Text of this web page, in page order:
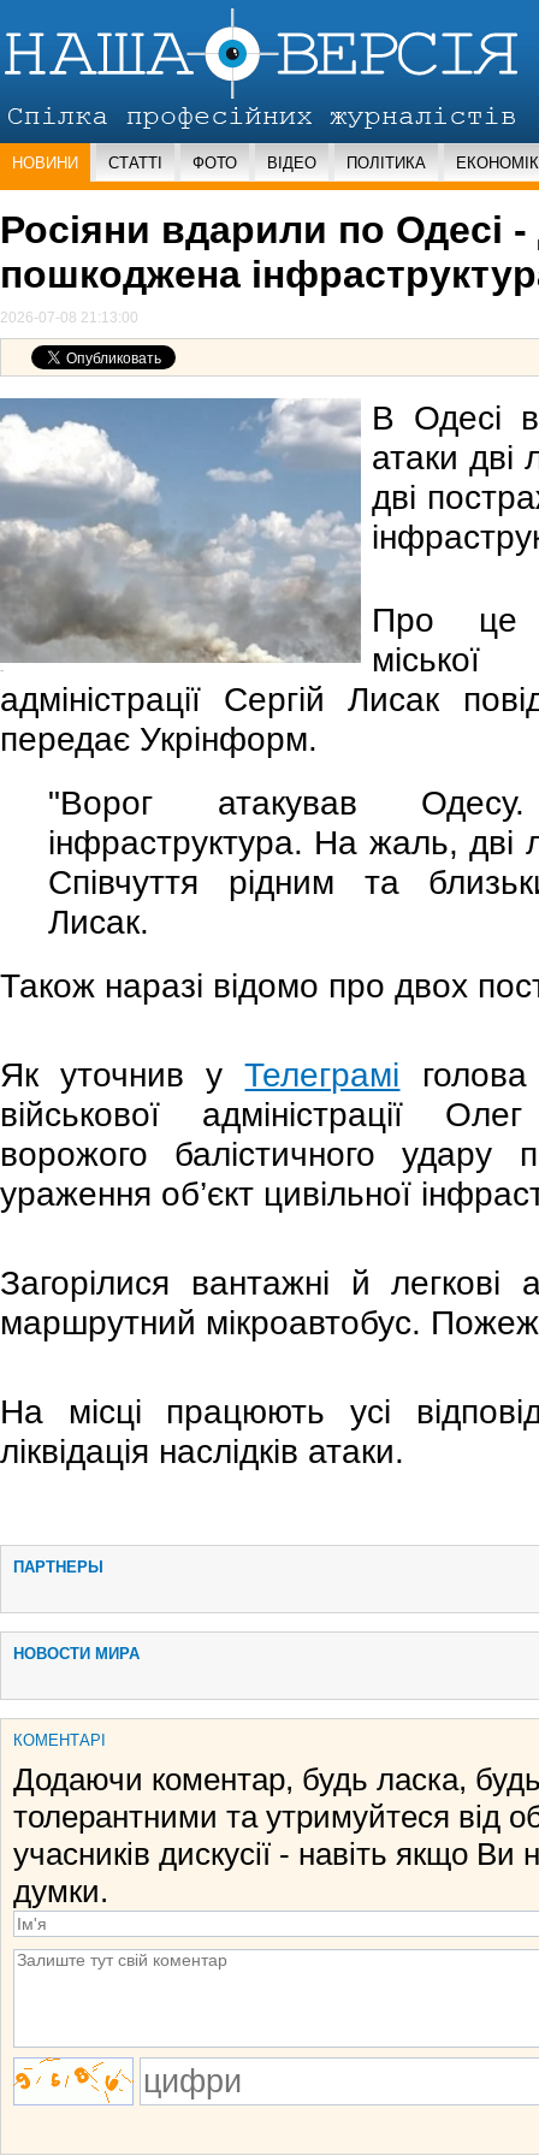
НОВИНИ СТАТТІ ФОТО ВІДЕО ПОЛІТИКА
Росіяни вдарили по Одесі
пошкоджена
2026-07-08 21:13:00
-
В Одесі
атаки
дві
Про це
адміністрації Сергій Лисак
передає Укрінформ.
"Ворог атакував
інфраструктура. На жаль, дві
Співчуття рідним та
Лисак.
Також наразі відомо про двох
Як уточнив уТелеграмі
військової адміністрації
ворожого балістичного удару
ураження об’єкт цивільної
Загорілися вантажні й легкові
маршрутний мікроавтобус.
На місці працюють усі
ліквідація наслідків атаки.
ПАРТНЕРЫ
НОВОСТИ МИРА
КОМЕНТАРІ
Додаючи коментар, будь ласка,
толерантними та утримуйтеся від
учасників дискусії - навіть якщо Ви
думки.